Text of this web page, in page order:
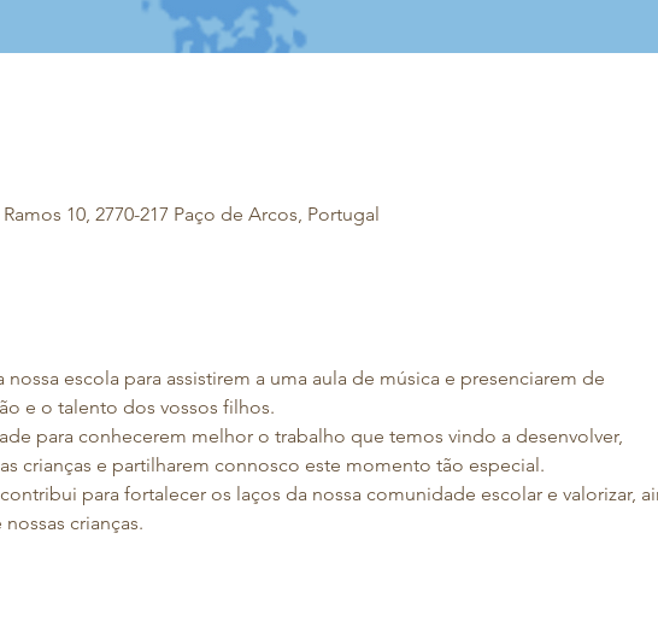
10, 2770-217 Paço de Arcos, Portugal
escola para assistirem a uma aula de música e presenciarem de
e o talento dos vossos filhos.
para conhecerem melhor o trabalho que temos vindo a desenvolver,
crianças e partilharem connosco este momento tão especial.
para fortalecer os laços da nossa comunidade escolar e valorizar,
nossas crianças.